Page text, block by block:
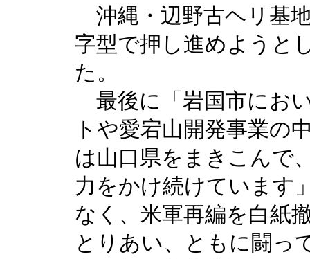
沖縄・辺野古ヘリ基
字型で押し進めようと
た。
最後に「岩国市にお
トや愛宕山開発事業の
は山口県をまきこんで
力をかけ続けています
なく、米軍再編を白紙
とりあい、ともに闘っ